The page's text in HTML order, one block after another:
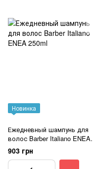
Новинка
Ежедневный шампунь для
волос Barber Italiano ENEA
250ml
903 грн